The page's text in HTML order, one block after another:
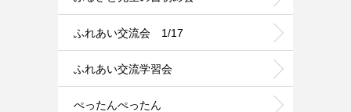
ふれあい交流会 1/17
ふれあい交流学習会
ぺったんぺったん